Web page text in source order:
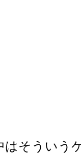
はそういう